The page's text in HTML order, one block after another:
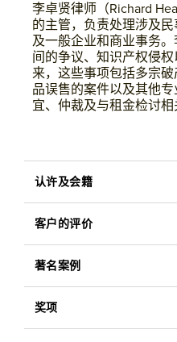
李卓贤律师（Richard
的主管，负责处理涉及
及一般企业和商业事务
间的争议、知识产权侵
来，这些事项包括多宗
品误售的案件以及其他
宜、仲裁及与租金检讨相
认许及会籍
客户的评价
著名案例
奖项